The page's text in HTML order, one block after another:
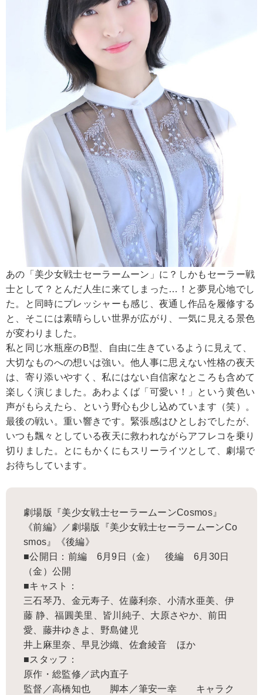
あの「美少女戦士セーラームーン」に？しかもセーラー戦
士として？とんだ人生に来てしまった…！と夢見心地でし
た。と同時にプレッシャーも感じ、夜通し作品を履修する
と、そこには素晴らしい世界が広がり、一気に見える景色
が変わりました。
私と同じ水瓶座のB型、自由に生きているように見えて、
大切なものへの想いは強い。他人事に思えない性格の夜天
は、寄り添いやすく、私にはない自信家なところも含めて
楽しく演じました。あわよくば「可愛い！」という黄色い
声がもらえたら、という野心も少し込めています（笑）。
最後の戦い。重い響きです。緊張感はひとしおでしたが、
いつも飄々としている夜天に救われながらアフレコを乗り
切りました。とにもかくにもスリーライツとして、劇場で
お待ちしています。
劇場版『美少女戦士セーラームーンCosmos』
《前編》／劇場版『美少女戦士セーラームーンCo
smos』《後編》
■公開日：前編 6月9日（金） 後編 6月30日
（金）公開
■キャスト：
三石琴乃、金元寿子、佐藤利奈、小清水亜美、伊
藤 静、福圓美里、皆川純子、大原さやか、前田
愛、藤井ゆきよ、野島健児
井上麻里奈、早見沙織、佐倉綾音 ほか
■スタッフ：
原作・総監修／武内直子
監督／高橋知也 脚本／筆安一幸 キャラク